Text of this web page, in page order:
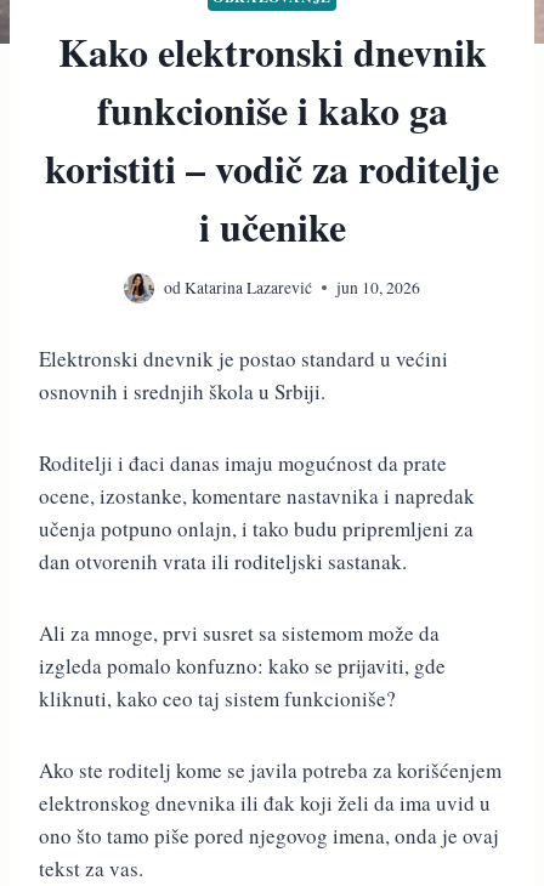
Kako elektronski dnevnik
funkcioniše i kako ga
koristiti – vodič za roditelje
i učenike
od Katarina Lazarević jun 10, 2026
Elektronski dnevnik je postao standard u većini
osnovnih i srednjih škola u Srbiji.
Roditelji i đaci danas imaju mogućnost da prate
ocene, izostanke, komentare nastavnika i napredak
učenja potpuno onlajn, i tako budu pripremljeni za
dan otvorenih vrata ili roditeljski sastanak.
Ali za mnoge, prvi susret sa sistemom može da
izgleda pomalo konfuzno: kako se prijaviti, gde
kliknuti, kako ceo taj sistem funkcioniše?
Ako ste roditelj kome se javila potreba za korišćenjem
elektronskog dnevnika ili đak koji želi da ima uvid u
ono što tamo piše pored njegovog imena, onda je ovaj
tekst za vas.